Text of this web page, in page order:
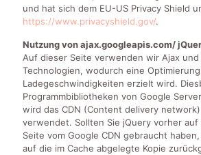
und hat sich dem EU-US Privacy Shield
https://www.privacyshield.gov/.
Nutzung von ajax.googleapis.com/
Auf dieser Seite verwenden wir Ajax und
Technologien, wodurch eine
Ladegeschwindigkeiten erzielt wird.
Programmbibliotheken von Google
wird das CDN (Content delivery
verwendet. Sollten Sie jQuery vorher auf
Seite vom Google CDN gebraucht
auf die im Cache abgelegte Kopie